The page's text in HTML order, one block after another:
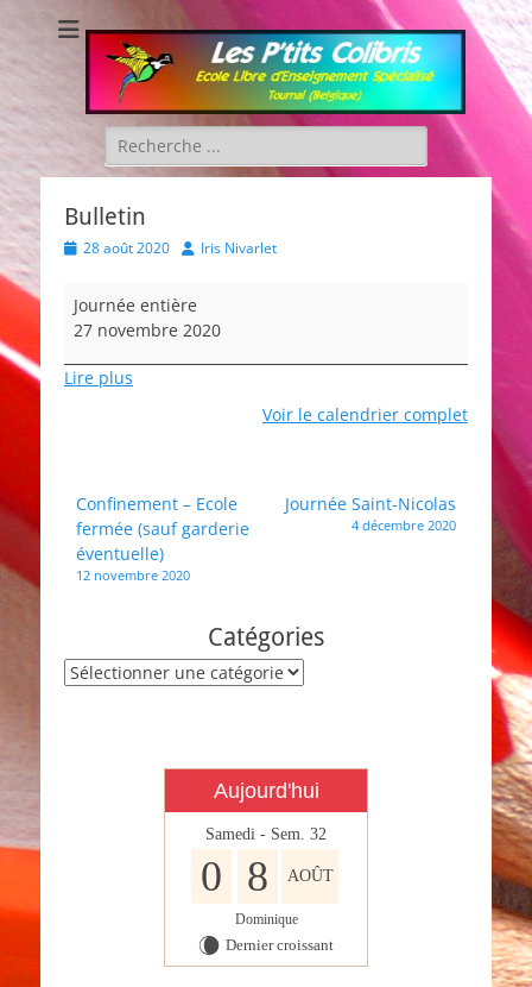
Les P'tits Colibris
Rechercher :
Bulletin
Posted
28 août 2020 AuthorIris Nivarlet
Bulletin
Journée entière
27 novembre 2020
Lire plus
Voir le calendrier complet
Navigation
de
l’article
Confinement – Ecole
fermée (sauf garderie
éventuelle)
12 novembre 2020
Journée Saint-Nicolas
4 décembre 2020
Catégories
Catégories
Aujourd'hui
Samedi - Sem. 32
0 8 AOÛT
Dominique
W Dernier croissant